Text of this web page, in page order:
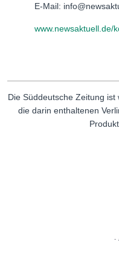
E-Mail:
www.newsaktuell.de/
Die Süddeutsche Zeitung
die darin enthaltenen